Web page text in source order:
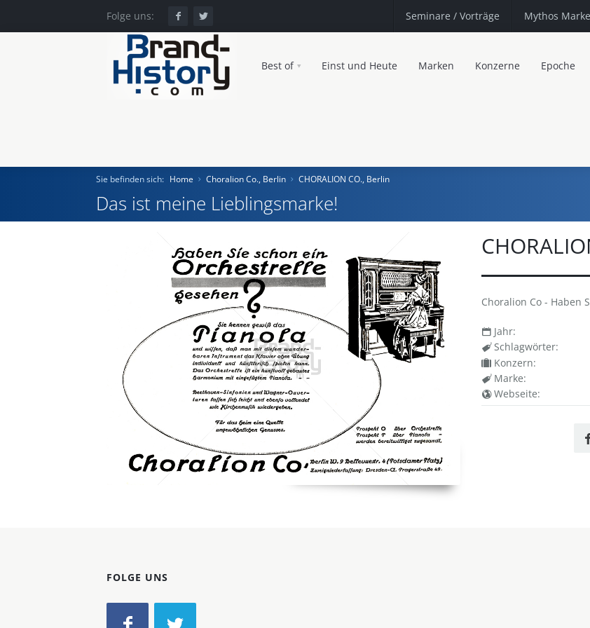
Folge uns: Seminare / Vorträge Mythos Marke
Best of Einst und Heute Marken Konzerne Epoche
Einst und Heute
Epoche
Sie befinden sich: Home Choralion Co., Berlin CHORALION CO., Berlin
Das ist meine Lieblingsmarke!
Choralion Co - Haben
Jahr:
Schlagwörter:
Konzern:
Marke:
Webseite:
FOLGE UNS